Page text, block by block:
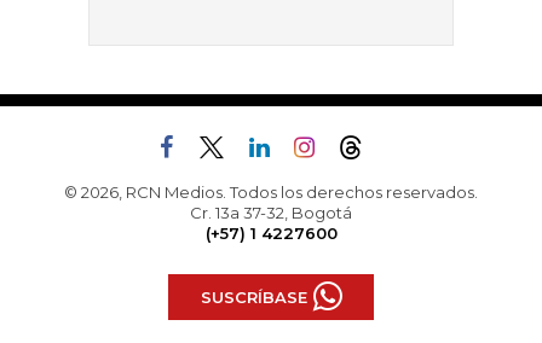
© 2026, RCN Medios. Todos los derechos reservados.
Cr. 13a 37-32, Bogotá
(+57) 1 4227600
SUSCRÍBASE